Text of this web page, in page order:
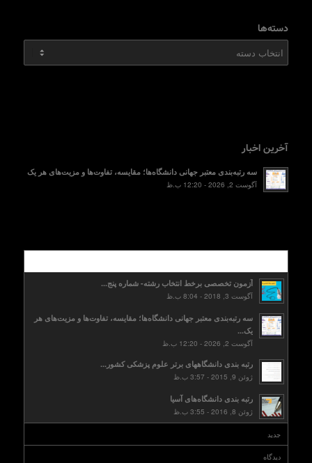
دسته‌ها
آخرین اخبار
سه رتبه‌بندی معتبر جهانی دانشگاه‌ها؛ مقایسه، تفاوت‌ها و مزیت‌های هر یک
آگوست 2, 2026 - 12:20 ب.ظ
آزمون تخصصی برخط انتخاب رشته- شماره پنج...
آگوست 3, 2018 - 8:04 ب.ظ
سه رتبه‌بندی معتبر جهانی دانشگاه‌ها؛ مقایسه، تفاوت‌ها و مزیت‌های هر
یک...
آگوست 2, 2026 - 12:20 ب.ظ
رتبه بندی دانشگاههای برتر علوم پزشکی کشور...
ژوئن 9, 2015 - 3:57 ب.ظ
رتبه بندی دانشگاه‌های آسیا
ژوئن 8, 2016 - 3:55 ب.ظ
جدید
دیدگاه